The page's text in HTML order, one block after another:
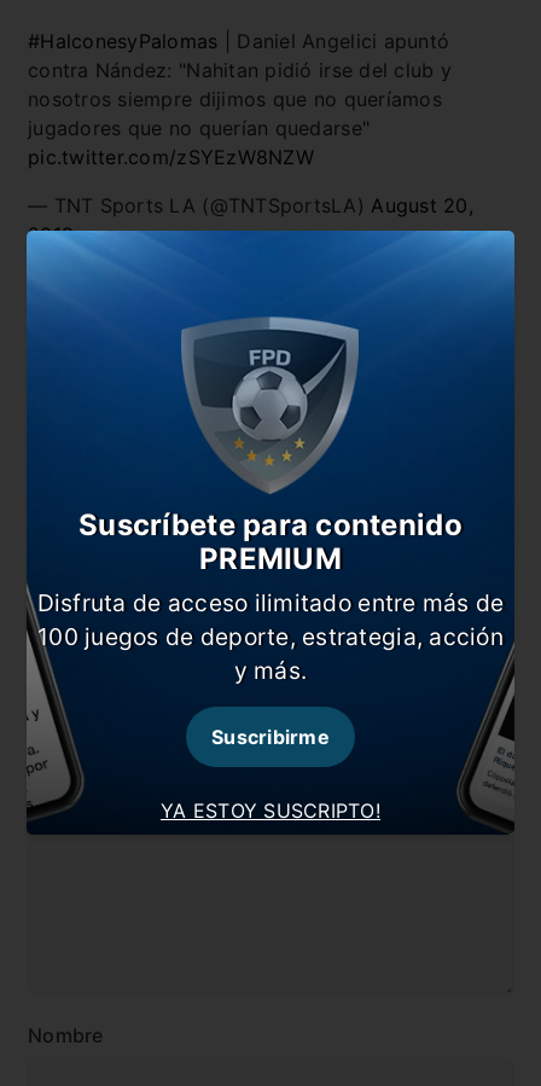
#HalconesyPalomas | Daniel Angelici apuntó
contra Nández: "Nahitan pidió irse del club y
nosotros siempre dijimos que no queríamos
jugadores que no querían quedarse"
pic.twitter.com/zSYEzW8NZW
— TNT Sports LA (@TNTSportsLA) August 20,
2019
Angelici y los requisitos que necesita el hincha
Angelici: “No hablo de cómo debe jugar Boca, para
eso está el técnico”
El reclamo de Nández a la cúpula de Boca
“En un 99 por ciento, De Rossi será jugador de
Boca”
En esta nota:
#Angelici #Boca
#Nández #Noticia
Comentarios
Dejá tu opinión acá!
Nombre
YA ESTOY SUSCRIPTO!
Suscríbete para contenido
PREMIUM
Disfruta de acceso ilimitado entre más de
100 juegos de deporte, estrategia, acción
y más.
Suscribirme